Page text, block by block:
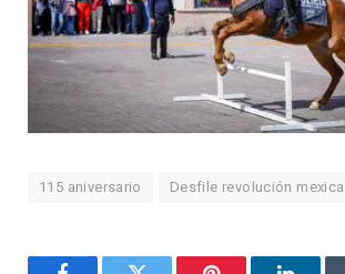
115 aniversario Desfile revolución